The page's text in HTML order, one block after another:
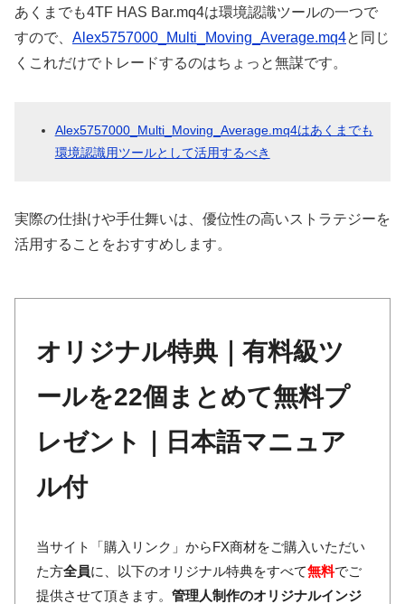
あくまでも4TF HAS Bar.mq4は環境認識ツールの一つで
すので、 Alex5757000_Multi_Moving_Average.mq4と同じ
くこれだけでトレードするのはちょっと無謀です。
Alex5757000_Multi_Moving_Average.mq4はあくまでも
環境認識用ツールとして活用するべき
実際の仕掛けや手仕舞いは、優位性の高いストラテジーを
活用することをおすすめします。
オリジナル特典｜有料級ツ
ールを22個まとめて無料プ
レゼント｜日本語マニュア
ル付
当サイト「購入リンク」からFX商材をご購入いただい
た方全員に、以下のオリジナル特典をすべて無料でご
提供させて頂きます。 管理人制作のオリジナルインジ